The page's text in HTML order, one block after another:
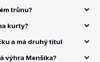
trůnu?
kurty?
a má druhý titul
výhra Menšíka?